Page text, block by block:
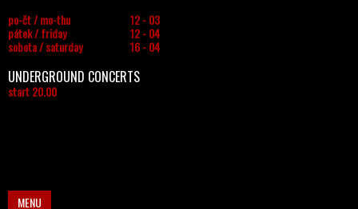
po-čt / mo-thu
12 - 03
pátek / friday
12 - 04
sobota / saturday
16 - 04
UNDERGROUND CONCERTS
start 20.00
MENU